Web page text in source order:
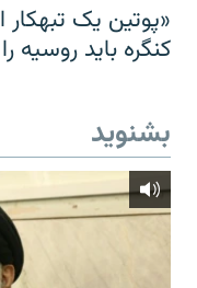
«پوتین یک
کنگره باید روسیه
بشنوید